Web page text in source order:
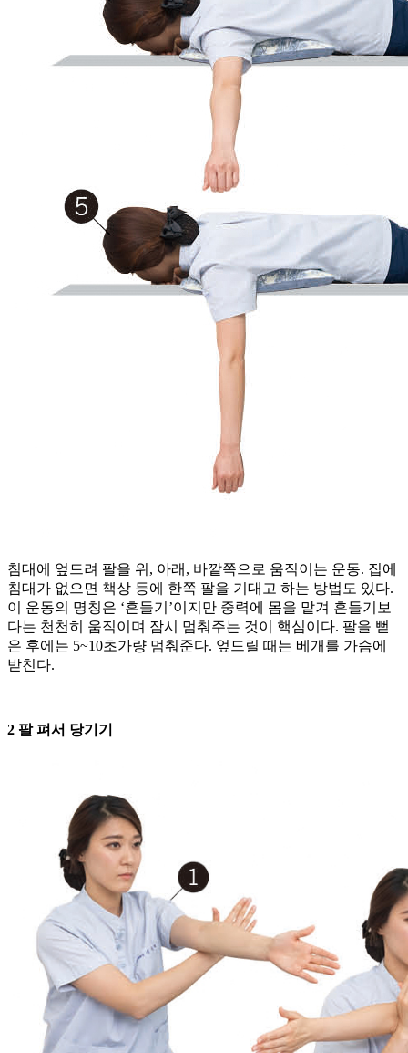
침대에 엎드려 팔을 위, 아래, 바깥쪽으로 움직이는 운동. 집에
침대가 없으면 책상 등에 한쪽 팔을 기대고 하는 방법도 있다.
이 운동의 명칭은 ‘흔들기’이지만 중력에 몸을 맡겨 흔들기보
다는 천천히 움직이며 잠시 멈춰주는 것이 핵심이다. 팔을 뻗
은 후에는 5~10초가량 멈춰준다. 엎드릴 때는 베개를 가슴에
받친다.
2 팔 펴서 당기기